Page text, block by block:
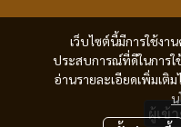
เว็บไซต์นี้มีการใช้ง
ประสบการณ์ที่ดีในการใ
อ่านรายละเอียดเพิ่มเติม
น
ผู้เข้